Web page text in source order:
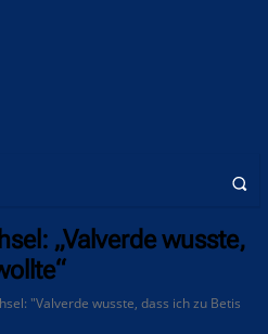
„Valverde wusste,
"Valverde wusste, dass ich zu Betis